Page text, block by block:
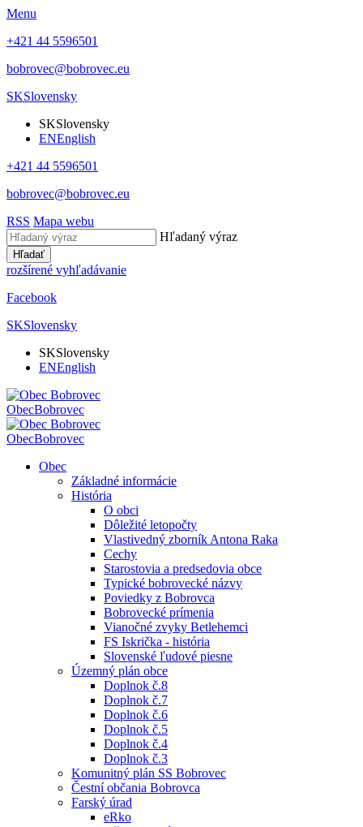
Menu
+421 44 5596501
bobrovec@bobrovec.eu
SKSlovensky
SKSlovensky
ENEnglish
+421 44 5596501
bobrovec@bobrovec.eu
RSS Mapa webu
Hľadaný výraz
Hľadať
rozšírené vyhľadávanie
Facebook
SKSlovensky
SKSlovensky
ENEnglish
ObecBobrovec
ObecBobrovec
Obec
Základné informácie
História
O obci
Dôležité letopočty
Vlastivedný zborník Antona Raka
Cechy
Starostovia a predsedovia obce
Typické bobrovecké názvy
Poviedky z Bobrovca
Bobrovecké prímenia
Vianočné zvyky Betlehemci
FS Iskrička - história
Slovenské ľudové piesne
Územný plán obce
Doplnok č.8
Doplnok č.7
Doplnok č.6
Doplnok č.5
Doplnok č.4
Doplnok č.3
Komunitný plán SS Bobrovec
Čestní občania Bobrovca
Farský úrad
eRko